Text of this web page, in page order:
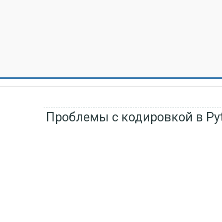
Проблемы с кодировкой в